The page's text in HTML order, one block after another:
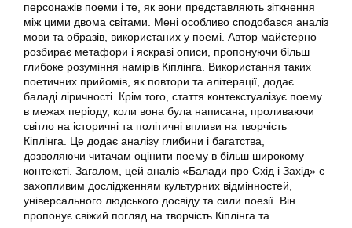
персонажів поеми і те, як вони представляють зіткнення
між цими двома світами. Мені особливо сподобався аналіз
мови та образів, використаних у поемі. Автор майстерно
розбирає метафори і яскраві описи, пропонуючи більш
глибоке розуміння намірів Кіплінга. Використання таких
поетичних прийомів, як повтори та алітерації, додає
баладі ліричності. Крім того, стаття контекстуалізує поему
в межах періоду, коли вона була написана, проливаючи
світло на історичні та політичні впливи на творчість
Кіплінга. Це додає аналізу глибини і багатства,
дозволяючи читачам оцінити поему в більш широкому
контексті. Загалом, цей аналіз «Балади про Схід і Захід» є
захопливим дослідженням культурних відмінностей,
універсального людського досвіду та сили поезії. Він
пропонує свіжий погляд на творчість Кіплінга та